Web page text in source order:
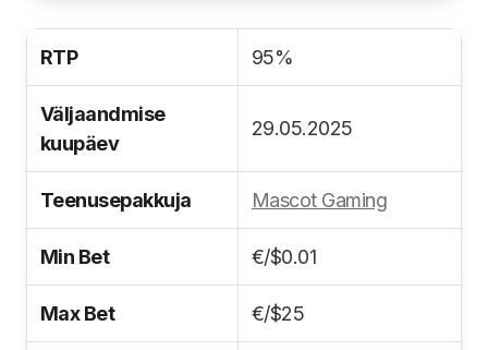
RTP 95%
Väljaandmise
kuupäev
29.05.2025
Teenusepakkuja Mascot Gaming
Min Bet €/$0.01
Max Bet €/$25